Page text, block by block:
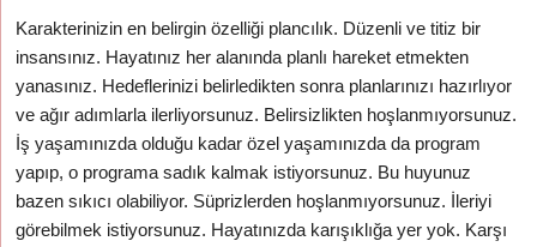
Karakterinizin en belirgin özelliği plancılık. Düzenli ve titiz bir
insansınız. Hayatınız her alanında planlı hareket etmekten
yanasınız. Hedeflerinizi belirledikten sonra planlarınızı hazırlıyor
ve ağır adımlarla ilerliyorsunuz. Belirsizlikten hoşlanmıyorsunuz.
İş yaşamınızda olduğu kadar özel yaşamınızda da program
yapıp, o programa sadık kalmak istiyorsunuz. Bu huyunuz
bazen sıkıcı olabiliyor. Süprizlerden hoşlanmıyorsunuz. İleriyi
görebilmek istiyorsunuz. Hayatınızda karışıklığa yer yok. Karşı